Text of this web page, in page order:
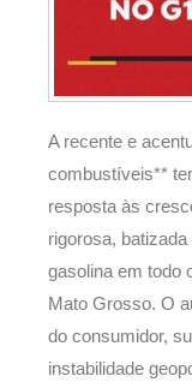
A recente e
combustíveis**
resposta às
rigorosa,
gasolina em todo
Mato Grosso. O
do consumidor,
instabilidade